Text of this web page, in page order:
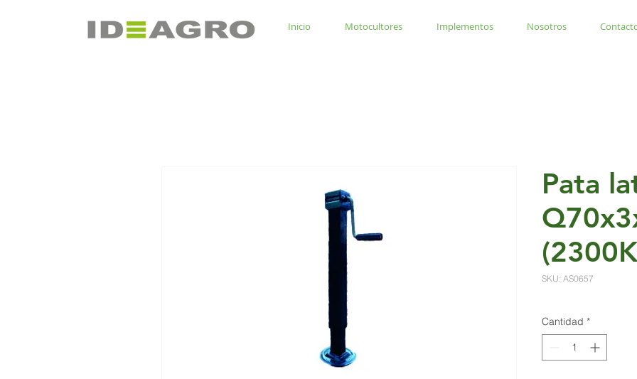
Inicio Motocultores Implementos Nosotros
Pata
SKU: AS0657
Cantidad *